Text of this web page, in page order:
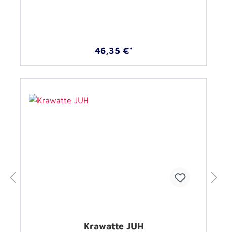
46,35 €*
Krawatte JUH